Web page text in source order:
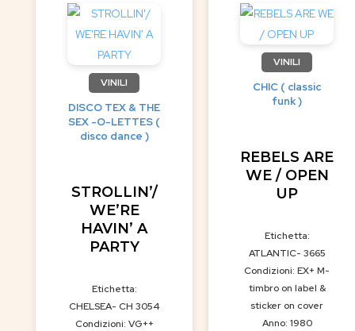
VINILI
DISCO TEX & THE
SEX -O-LETTES (
disco dance )
STROLLIN’/
WE’RE
HAVIN’ A
PARTY
Etichetta:
CHELSEA- CH 3054
Condizioni: VG++
VINILI
CHIC ( classic
funk )
REBELS ARE
WE / OPEN
UP
Etichetta:
ATLANTIC- 3665
Condizioni: EX+ M-
timbro on label &
sticker on cover
Anno: 1980